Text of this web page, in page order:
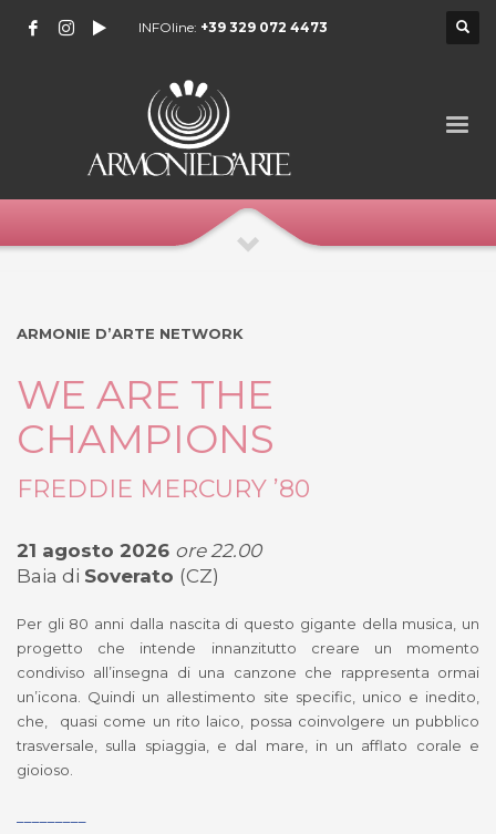
INFOline: +39 329 072 4473
ARMONIE D’ARTE NETWORK
WE ARE THE
CHAMPIONS
FREDDIE MERCURY ’80
21 agosto 2026 ore 22.00
Baia di Soverato (CZ)
Per gli 80 anni dalla nascita di questo gigante della musica, un
progetto che intende innanzitutto creare un momento
condiviso all’insegna di una canzone che rappresenta ormai
un’icona. Quindi un allestimento site specific, unico e inedito,
che, quasi come un rito laico, possa coinvolgere un pubblico
trasversale, sulla spiaggia, e dal mare, in un afflato corale e
gioioso.